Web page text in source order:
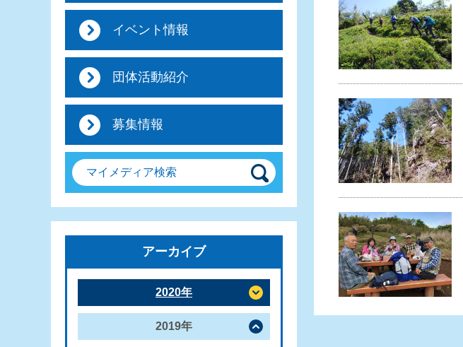
イベント情報
団体活動紹介
募集情報
マイメディア検索
アーカイブ
2020年
2019年